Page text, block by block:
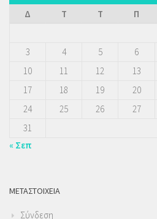
Δ
Τ Τ Π
3
4 5 6
10
11 12 13
17
18 19 20
24
25 26 27
31
« Σεπ
ΜΕΤΑΣΤΟΙΧΕΊΑ
Σύνδεση